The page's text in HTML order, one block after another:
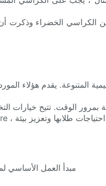
الخضراء وذكرت
المتنوعة. يقدم هؤلاء